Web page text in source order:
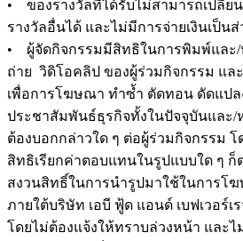
• ของรางวัลที่ได้รับไม่สามารถเปลี่ย
รางวัลอื่นได้ และไม่มีการจ่ายเงินเป็น
• ผู้จัดกิจกรรมมีสิทธิในการพิมพ์และ/
ถ่าย วิดิโอคลิป ของผู้ร่วมกิจกรรม แล
เพื่อการโฆษณา ทำซ้ำ ตัดทอน ดัดแป
ประชาสัมพันธ์ธุรกิจทั้งในปัจจุบันและ/
ต้องบอกกล่าวใด ๆ ต่อผู้ร่วมกิจกรรม
สิทธิเรียกค่าตอบแทนในรูปแบบใด ๆ
สงวนสิทธิ์ในการนำรูปมาใช้ในการโ
ภายใต้บริษัท เอบี ฟู้ด แอนด์ เบฟเวอร์เ
โดยไม่ต้องแจ้งให้ทราบล่วงหน้า และ